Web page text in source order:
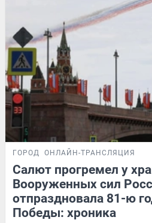
ГОРОД ОНЛАЙН-ТРАНСЛЯЦИЯ
Салют прогремел у
Вооруженных сил
отпраздновала 81-ю
Победы: хроника